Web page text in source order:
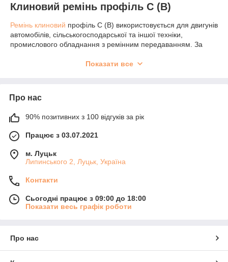
Клиновий ремінь профіль C (B)
Ремінь клиновий профіль С (В) використовується для двигунів
автомобілів, сільськогосподарської та іншої техніки,
промислового обладнання з ремінним передаванням. За
набагато краще та простіше за конструкцією, ніж зубчаста
може витримати великі (навіть надмірні)
рватися водночас;
не потребує чималого догляду (тільки заміна або
безшумний;
високий ККД;
гарне співвідношення ціни та якості;
має просту конструкцію;
бензину тощо).
Ремінь 22/C — позначення (маркування)
Показати все
Про нас
90% позитивних з 100 відгуків за рік
Працює з 03.07.2021
м. Луцьк
Липинського 2, Луцьк, Україна
Контакти
Сьогодні працює з 09:00 до 18:00
Показати весь графік роботи
Про нас